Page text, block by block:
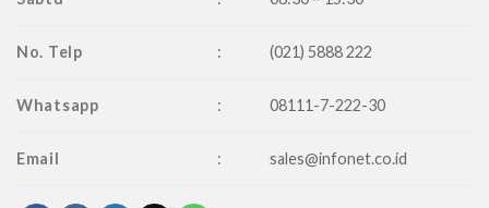
No. Telp : (021) 5888 222
Whatsapp : 08111-7-222-30
Email : sales@infonet.co.id